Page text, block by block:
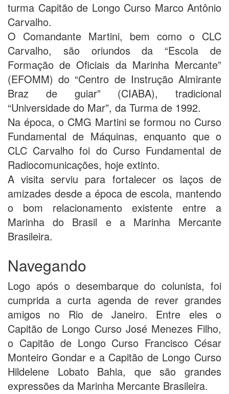
turma Capitão de Longo Curso Marco Antônio
Carvalho.
O Comandante Martini, bem como o CLC
Carvalho, são oriundos da “Escola de
Formação de Oficiais da Marinha Mercante”
(EFOMM) do “Centro de Instrução Almirante
Braz de guiar” (CIABA), tradicional
“Universidade do Mar”, da Turma de 1992.
Na época, o CMG Martini se formou no Curso
Fundamental de Máquinas, enquanto que o
CLC Carvalho foi do Curso Fundamental de
Radiocomunicações, hoje extinto.
A visita serviu para fortalecer os laços de
amizades desde a época de escola, mantendo
o bom relacionamento existente entre a
Marinha do Brasil e a Marinha Mercante
Brasileira.
Navegando
Logo após o desembarque do colunista, foi
cumprida a curta agenda de rever grandes
amigos no Rio de Janeiro. Entre eles o
Capitão de Longo Curso José Menezes Filho,
o Capitão de Longo Curso Francisco César
Monteiro Gondar e a Capitão de Longo Curso
Hildelene Lobato Bahia, que são grandes
expressões da Marinha Mercante Brasileira.